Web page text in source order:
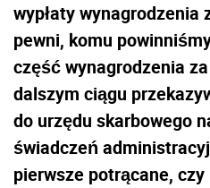
wypłaty
pewni, komu
część wynagrodzenia
dalszym ciągu
do urzędu skarbowego
świadczeń
pierwsze potrącane,